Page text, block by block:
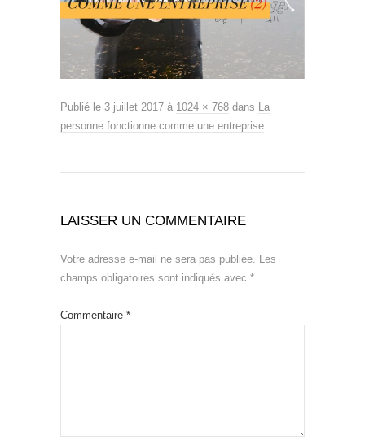
Publié le 3 juillet 2017 à 1024 × 768 dans La
personne fonctionne comme une entreprise.
LAISSER UN COMMENTAIRE
Votre adresse e-mail ne sera pas publiée. Les
champs obligatoires sont indiqués avec *
Commentaire *